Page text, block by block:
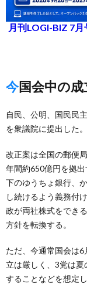
月刊LOGI-BIZ 7
今国会中の
自民、公明、国民民
を衆議院に提出した。
改正案は全国の郵便
年間約650億円を拠
下のゆうちょ銀行、
し続けるよう義務付
政が両社株式をでき
方針を転換する。
ただ、今通常国会は
立は厳しく、3党は
することなどを想定し